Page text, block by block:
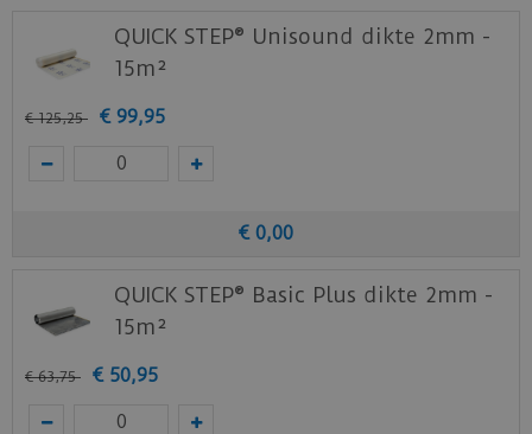
Wanneer je een laminaatvloer plaatst, is het van
essentieel belang om de juiste ondervloer te
biedt het ook een uitstekende akoestische en
thermische isolatie en dempt het kraakgeluiden.
bescherming tegen opstijgend vocht.
laminaat vloeren.
Staal aanvragen
Benieuwd hoe deze nieuwe vloer eruit ziet bij je
nieuwe of huidige meubels? Vraag dan
QUICK STEP® Unisound dikte 2mm -
15m²
€ 125,25 € 99,95
€ 0,00
QUICK STEP® Basic Plus dikte 2mm -
15m²
€ 63,75 € 50,95